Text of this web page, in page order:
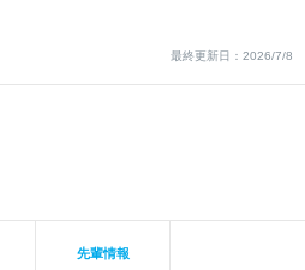
最終更新日：2026/7/8
先輩情報